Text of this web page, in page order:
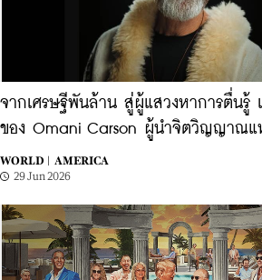
จากเศรษฐีพันล้าน สู่ผู้แสวงหาการตื่นรู้
ของ Omani Carson ผู้นำจิตวิญญาณแ
WORLD |
AMERICA
29 Jun 2026